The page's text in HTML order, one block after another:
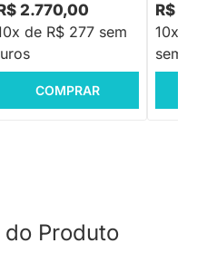
2.770,00
de R$ 277 sem
COMPRAR
R$
10x de
sem
Produto